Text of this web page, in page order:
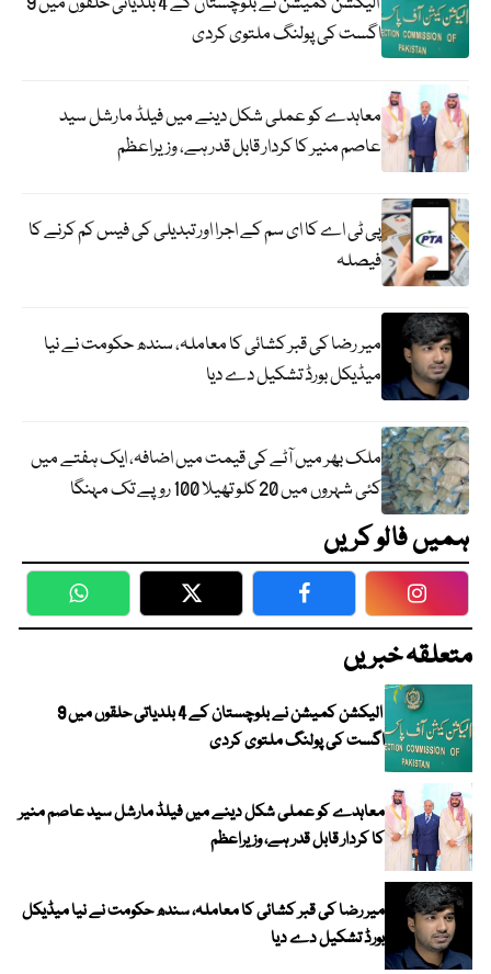
اگست کی پولنگ ملتوی کردی
معاہدے کو عملی شکل دینے میں فیلڈ مارشل سید
عاصم منیر کا کردار قابل قدر ہے، وزیراعظم
پی ٹی اے کا ای سم کے اجرا اور تبدیلی کی فیس کم کرنے کا
فیصلہ
میر رضا کی قبر کشائی کا معاملہ، سندھ حکومت نے نیا
میڈیکل بورڈ تشکیل دے دیا
ملک بھر میں آٹے کی قیمت میں اضافہ، ایک ہفتے میں
کئی شہروں میں 20 کلو تھیلا 100 روپے تک مہنگا
ہمیں فالو کریں
WhatsApp Twitter Facebook
متعلقہ خبریں
الیکشن کمیشن نے بلوچستان کے 4 بلدیاتی حلقوں میں 9
اگست کی پولنگ ملتوی کردی
معاہدے کو عملی شکل دینے میں فیلڈ مارشل سید عاصم منیر
کا کردار قابل قدر ہے، وزیراعظم
میر رضا کی قبر کشائی کا معاملہ، سندھ حکومت نے نیا میڈیکل
بورڈ تشکیل دے دیا